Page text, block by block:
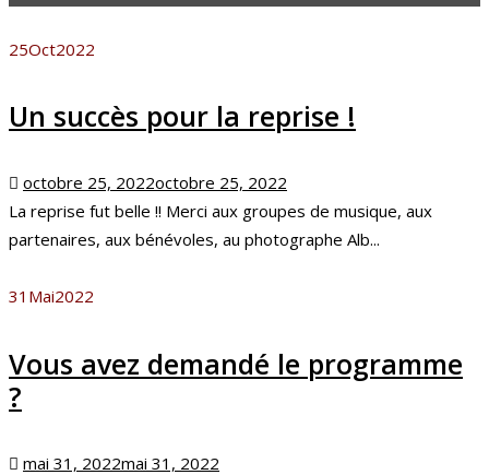
25Oct2022
Un succès pour la reprise !
Posted
on
octobre 25, 2022octobre 25, 2022
La reprise fut belle !! Merci aux groupes de musique, aux
partenaires, aux bénévoles, au photographe Alb...
31 Mai2022
Vous avez demandé le programme
?
Posted
mai 31, 2022mai 31, 2022